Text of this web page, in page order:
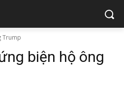
Trump
biện hộ ông